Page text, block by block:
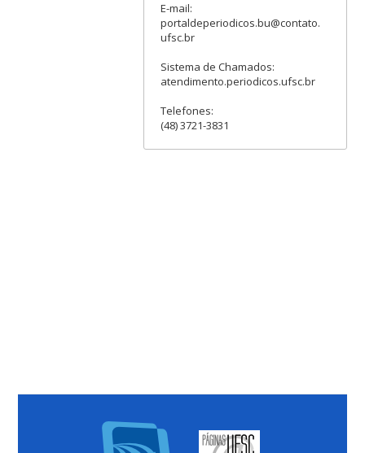
E-mail:
portaldeperiodicos.bu@contato.
ufsc.br
Sistema de Chamados:
atendimento.periodicos.ufsc.br
Telefones:
(48) 3721-3831